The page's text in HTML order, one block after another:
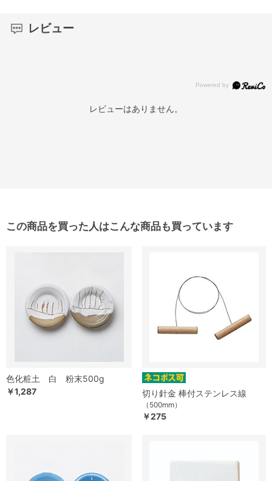
レビュー
レビューはありません。
この商品を買った人はこんな商品も買っています
色化粧土 白 粉末500g
￥1,287
切り針金 棒付ステンレス線
（500mm）
￥275